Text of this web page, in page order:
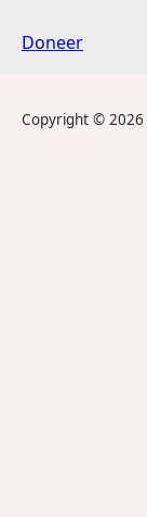
Doneer
Copyright © 2026